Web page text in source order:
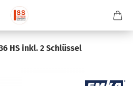
HS inkl. 2 Schlüssel